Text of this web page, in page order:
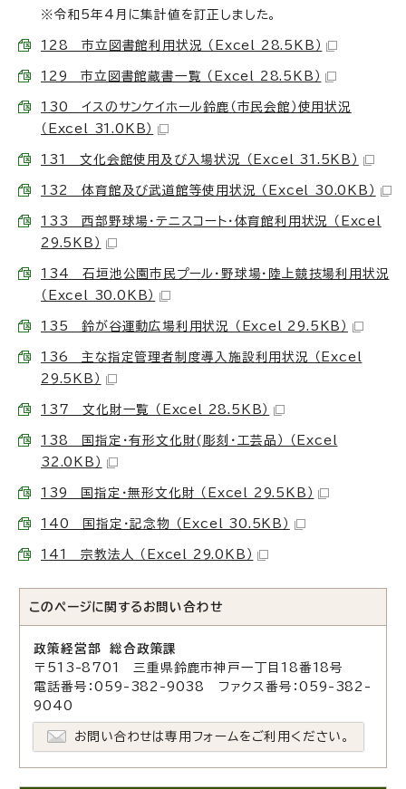
※令和5年4月に集計値を訂正しました。
128 市立図書館利用状況 （Excel 28.5KB）
129 市立図書館蔵書一覧 （Excel 28.5KB）
130 イスのサンケイホール鈴鹿（市民会館）使用状況
（Excel 31.0KB）
131 文化会館使用及び入場状況 （Excel 31.5KB）
132 体育館及び武道館等使用状況 （Excel 30.0KB）
133 西部野球場・テニスコート・体育館利用状況 （Excel
29.5KB）
134 石垣池公園市民プール・野球場・陸上競技場利用状況
（Excel 30.0KB）
135 鈴が谷運動広場利用状況 （Excel 29.5KB）
136 主な指定管理者制度導入施設利用状況 （Excel
29.5KB）
137 文化財一覧 （Excel 28.5KB）
138 国指定・有形文化財(彫刻・工芸品） （Excel
32.0KB）
139 国指定・無形文化財 （Excel 29.5KB）
140 国指定・記念物 （Excel 30.5KB）
141 宗教法人 （Excel 29.0KB）
このページに関する お問い合わせ
政策経営部 総合政策課
〒513-8701 三重県鈴鹿市神戸一丁目18番18号
電話番号：059-382-9038 ファクス番号：059-382-
9040
お問い合わせは専用フォームをご利用ください。